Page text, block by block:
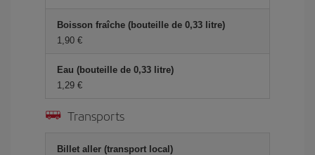
Boisson fraîche (bouteille de 0,33 litre)
1,90 €
Eau (bouteille de 0,33 litre)
1,29 €
Transports
Billet aller (transport local)